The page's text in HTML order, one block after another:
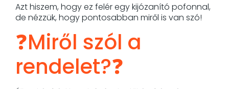
Azt hiszem, hogy ez felér egy kijózanító pofonnal,
de nézzük, hogy pontosabban miről is van szó!
❓Miről szól a
rendelet?❓